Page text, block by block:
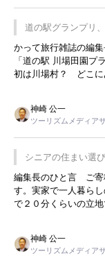
道の駅グランプリ
かって旅行雑誌の編
「道の駅 川場田園
初は川場村？ どこに
永井 彰一社長にイン
した。プレゼンも巧
は、従業員に東京デ
の何かを理解しても
プレミアムヨーグル
です。永井社長は、
ことに目をつけ、高
事を懐かしく読みまし
神崎 公一
ツーリズムメディア
シニアの住まい選
暮らし
編集長のひと言 ご寄
す。実家で一人暮ら
で２０分くらいの立
ました。母の住まい
すが、私と妹にとっ
は、当人だけではな
と思いました。
神崎 公一
ツーリズムメディア